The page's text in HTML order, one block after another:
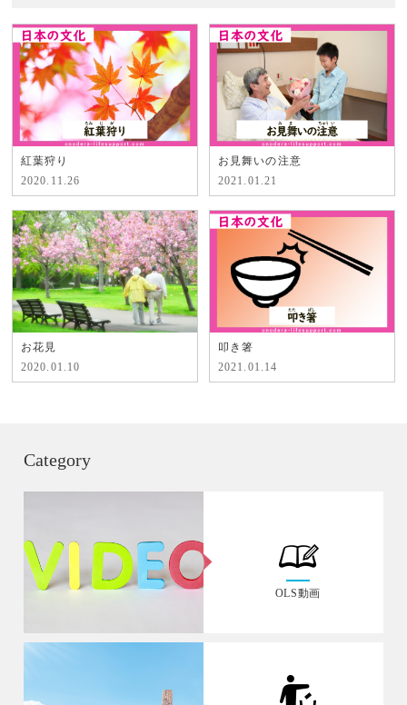
紅葉狩り
2020.11.26
お見舞いの注意
2021.01.21
お花見
2020.01.10
叩き箸
2021.01.14
Category
OLS動画